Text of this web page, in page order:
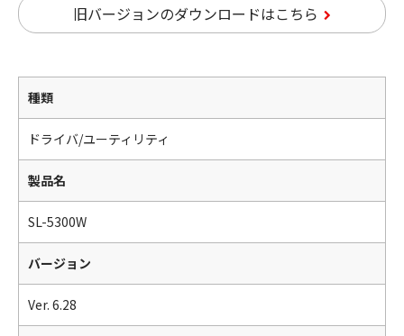
旧バージョンのダウンロードはこちら
種類
ドライバ/ユーティリティ
製品名
SL-5300W
バージョン
Ver. 6.28